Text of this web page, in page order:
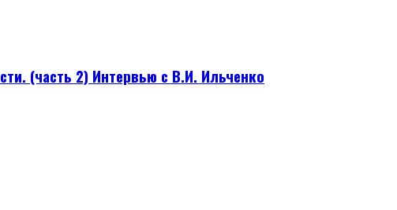
(часть 2) Интервью с В.И. Ильченко